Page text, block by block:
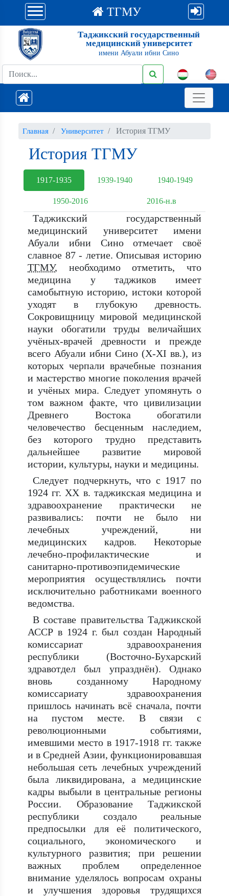
ТГМУ
Таджикский государственный
медицинский университет
имени Абуали ибни Сино
Главная Университет История ТГМУ
История ТГМУ
1917-1935 1939-1940 1940-1949
1950-2016 2016-н.в
Таджикский государственный
медицинский университет имени
Абуали ибни Сино отмечает своё
славное 87 - летие. Описывая историю
ТГМУ, необходимо отметить, что
медицина у таджиков имеет
самобытную историю, истоки которой
уходят в глубокую древность.
Сокровищницу мировой медицинской
науки обогатили труды величайших
учёных-врачей древности и прежде
всего Абуали ибни Сино (Х-XI вв.), из
которых черпали врачебные познания
и мастерство многие поколения врачей
и учёных мира. Следует упомянуть о
том важном факте, что цивилизации
Древнего Востока обогатили
человечество бесценным наследием,
без которого трудно представить
дальнейшее развитие мировой
истории, культуры, науки и медицины.
Следует подчеркнуть, что с 1917 по
1924 гг. ХХ в. таджикская медицина и
здравоохранение практически не
развивались: почти не было ни
лечебных учреждений, ни
медицинских кадров. Некоторые
лечебно-профилактические и
санитарно-противоэпидемические
мероприятия осуществлялись почти
исключительно работниками военного
ведомства.
В составе правительства Таджикской
АССР в 1924 г. был создан Народный
комиссариат здравоохранения
республики (Восточно-Бухарский
здравотдел был упразднён). Однако
вновь созданному Народному
комиссариату здравоохранения
пришлось начинать всё сначала, почти
на пустом месте. В связи с
революционными событиями,
имевшими место в 1917-1918 гг. также
и в Средней Азии, функционировавшая
небольшая сеть лечебных учреждений
была ликвидирована, а медицинские
кадры выбыли в центральные регионы
России. Образование Таджикской
республики создало реальные
предпосылки для её политического,
социального, экономического и
культурного развития; при решении
важных проблем определенное
внимание уделялось вопросам охраны
и улучшения здоровья трудящихся